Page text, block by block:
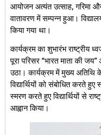
आयोजन अत्यंत उत्साह, गरिमा
वातावरण में सम्पन्न हुआ।
किया गया था।
कार्यक्रम का शुभारंभ राष्ट्रीय
पूरा परिसर “भारत माता की
उठा। कार्यक्रम में मुख्य अतिथि
विद्यार्थियों को संबोधित करते
स्मरण करते हुए विद्यार्थियों से
आह्वान किया।